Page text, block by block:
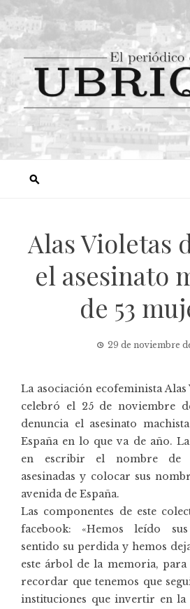
Alas Violetas
el asesinato
de 53
29 de noviembre
La asociación ecofeministaAlas
celebró el 25 de noviembre
denuncia el asesinato
España en lo que va de año.
en escribir el nombre de
asesinadas y colocar sus
avenida de España.
Las componentes de este
facebook: «Hemos leído
sentido su perdida y hemos
este árbol de la memoria,
recordar que tenemos que
instituciones que invertir en